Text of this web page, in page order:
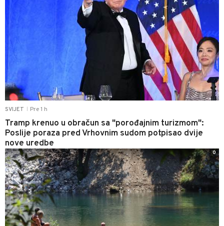
SVIJET Pre 1 h
Tramp krenuo u obračun sa "porođajnim turizmom":
Poslije poraza pred Vrhovnim sudom potpisao dvije
nove uredbe
0